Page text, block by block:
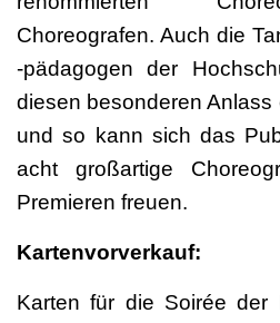
Choreografen. Auch die
-pädagogen der
diesen besonderen
und so kann sich das
acht großartige
Premieren freuen.
Kartenvorverkauf:
Karten für die Soirée der